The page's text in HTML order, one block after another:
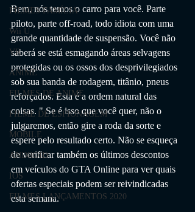
FILMES FAMÍLIA
Wii U
VR
ANIME
FILMES DE ANIME
FILME DE ESPIONAGEM
MOBILE
ANDROID
IOS
FILMES LANÇAMENTOS 2020
Bem, nós temos o carro para você. Parte
piloto, parte off-road, todo idiota com uma
grande quantidade de suspensão. Você não
saberá se está esmagando áreas selvagens
protegidas ou os ossos dos desprivilegiados
sob sua banda de rodagem, titânio, pneus
reforçados. Esta é a ordem natural das
coisas. " Se é isso que você quer, não o
julgaremos, então gire a roda da sorte e
espere pelo resultado certo. Não se esqueça
de verificar também os últimos descontos
em veículos do GTA Online para ver quais
ofertas especiais podem ser reivindicadas
esta semana.